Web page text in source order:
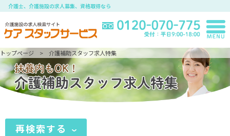
介護士、介護施設の求人募集、資格取得なら
トップページ 介護補助スタッフ求人特集
再検索する